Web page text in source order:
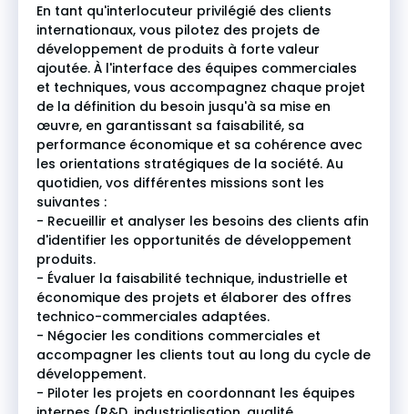
En tant qu'interlocuteur privilégié des clients
internationaux, vous pilotez des projets de
développement de produits à forte valeur
ajoutée. À l'interface des équipes commerciales
et techniques, vous accompagnez chaque projet
de la définition du besoin jusqu'à sa mise en
œuvre, en garantissant sa faisabilité, sa
performance économique et sa cohérence avec
les orientations stratégiques de la société. Au
quotidien, vos différentes missions sont les
suivantes :
- Recueillir et analyser les besoins des clients afin
d'identifier les opportunités de développement
produits.
- Évaluer la faisabilité technique, industrielle et
économique des projets et élaborer des offres
technico-commerciales adaptées.
- Négocier les conditions commerciales et
accompagner les clients tout au long du cycle de
développement.
- Piloter les projets en coordonnant les équipes